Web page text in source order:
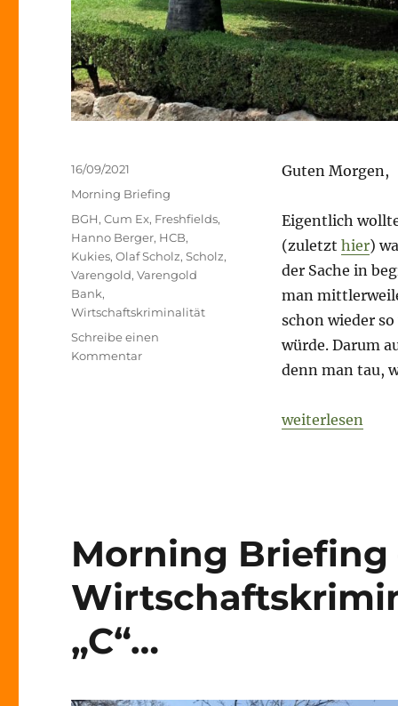
Guten Morgen,
Eigentlich
(zuletzt hier)
der Sache in
man
schon wieder
würde. Darum
denn man tau,
„Morning
weiterlesen
Veröffentlicht
16/09/2021
Kategorien
Morning Briefing
Schlagwörter
BGH,Cum Ex, Freshfields,
Hanno Berger, HCB,
Kukies,Olaf Scholz,Scholz,
Varengold,Varengold
Bank,
Wirtschaftskriminalität
Schreibe einen
Kommentarzu
Cum
Ex
hopp?
Morning Briefing
„C“…